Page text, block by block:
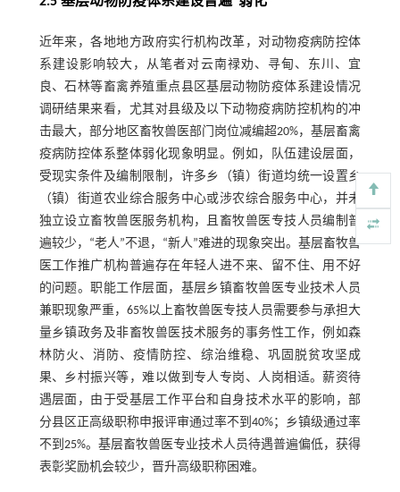
近年来，各地地方政府实行机构改革，对动物疫病防控体
系建设影响较大，从笔者对云南禄劝、寻甸、东川、宜
良、石林等畜禽养殖重点县区基层动物防疫体系建设情况
调研结果来看，尤其对县级及以下动物疫病防控机构的冲
击最大，部分地区畜牧兽医部门岗位减编超20%，基层畜禽
疫病防控体系整体弱化现象明显。例如，队伍建设层面，
受现实条件及编制限制，许多乡（镇）街道均统一设置乡
（镇）街道农业综合服务中心或涉农综合服务中心，并未
独立设立畜牧兽医服务机构，且畜牧兽医专技人员编制普
遍较少，“老人”不退，“新人”难进的现象突出。基层畜牧兽
医工作推广机构普遍存在年轻人进不来、留不住、用不好
的问题。职能工作层面，基层乡镇畜牧兽医专业技术人员
兼职现象严重，65%以上畜牧兽医专技人员需要参与承担大
量乡镇政务及非畜牧兽医技术服务的事务性工作，例如森
林防火、消防、疫情防控、综治维稳、巩固脱贫攻坚成
果、乡村振兴等，难以做到专人专岗、人岗相适。薪资待
遇层面，由于受基层工作平台和自身技术水平的影响，部
分县区正高级职称申报评审通过率不到40%；乡镇级通过率
不到25%。基层畜牧兽医专业技术人员待遇普遍偏低，获得
表彰奖励机会较少，晋升高级职称困难。